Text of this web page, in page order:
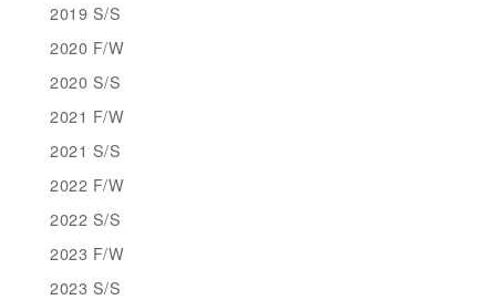
2019 S/S
2020 F/W
2020 S/S
2021 F/W
2021 S/S
2022 F/W
2022 S/S
2023 F/W
2023 S/S